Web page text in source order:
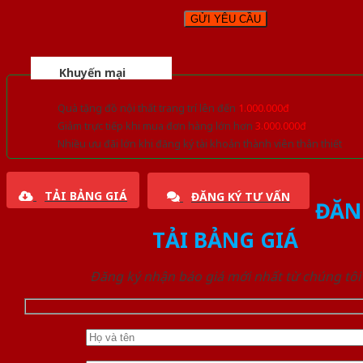
Khuyến mại
Quà tặng đồ nội thất trang trí lên đến 1.000.000đ
Giảm trực tiếp khi mua đơn hàng lớn hơn 3.000.000đ
Nhiều ưu đãi lớn khi đăng ký tài khoản thành viên thân thiết
TẢI BẢNG GIÁ ĐĂNG KÝ TƯ VẤN
TẢI BẢNG GIÁ
Đăng ký nhận báo giá mới nhất từ chúng tôi